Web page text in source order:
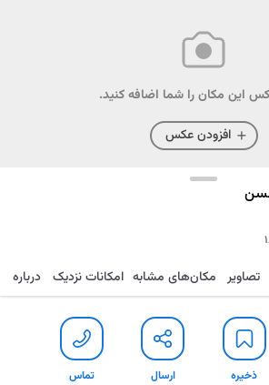
این مکان را شما اضافه کنید.
افزودن عکس
ذخیره ارسال تماس تصاویر مکان‌های مشابه امکانات نزدیک درباره
ذخیره ارسال تماس